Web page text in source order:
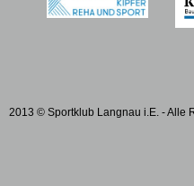
2013 © Sportklub Langnau i.E. - Alle